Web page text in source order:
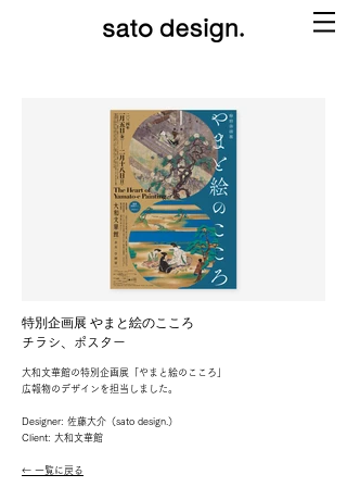
特別企画展 やまと絵のこころ
チラシ、ポスター
大和文華館の特別企画展「やまと絵のこころ」
広報物のデザインを担当しました。
Designer: 佐藤大介（sato design.）
Client: 大和文華館
← 一覧に戻る